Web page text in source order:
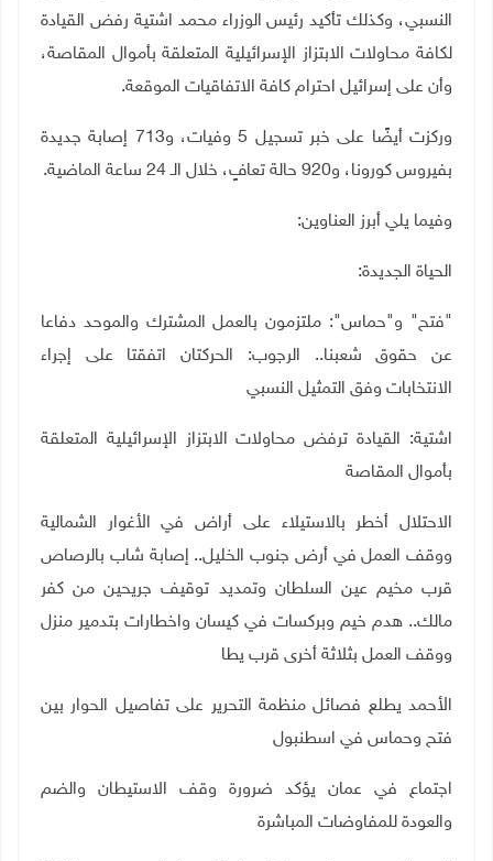
النسبي، وكذلك تأكيد رئيس الوزراء محمد اشتية رفض القيادة
لكافة محاولات الابتزاز الإسرائيلية المتعلقة بأموال المقاصة،
وأن على إسرائيل احترام كافة الاتفاقيات الموقعة.
وركزت أيضًا على خبر تسجيل 5 وفيات، و713 إصابة جديدة
بفيروس كورونا، و920 حالة تعافٍ، خلال الـ 24 ساعة الماضية.
وفيما يلي أبرز العناوين:
الحياة الجديدة:
"فتح" و"حماس": ملتزمون بالعمل المشترك والموحد دفاعا
عن حقوق شعبنا.. الرجوب: الحركتان اتفقتا على إجراء
الانتخابات وفق التمثيل النسبي
اشتية: القيادة ترفض محاولات الابتزاز الإسرائيلية المتعلقة
بأموال المقاصة
الاحتلال أخطر بالاستيلاء على أراض في الأغوار الشمالية
ووقف العمل في أرض جنوب الخليل.. إصابة شاب بالرصاص
قرب مخيم عين السلطان وتمديد توقيف جريحين من كفر
مالك.. هدم خيم وبركسات في كيسان واخطارات بتدمير منزل
ووقف العمل بثلاثة أخرى قرب يطا
الأحمد يطلع فصائل منظمة التحرير على تفاصيل الحوار بين
فتح وحماس في اسطنبول
اجتماع في عمان يؤكد ضرورة وقف الاستيطان والضم
والعودة للمفاوضات المباشرة